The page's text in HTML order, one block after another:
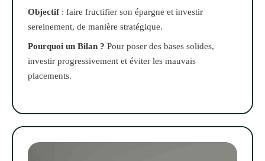
Objectif: faire fructifier son épargne et investir
sereinement, de manière stratégique.
Pourquoi un Bilan ? Pour poser des bases solides,
investir progressivement et éviter les mauvais
placements.